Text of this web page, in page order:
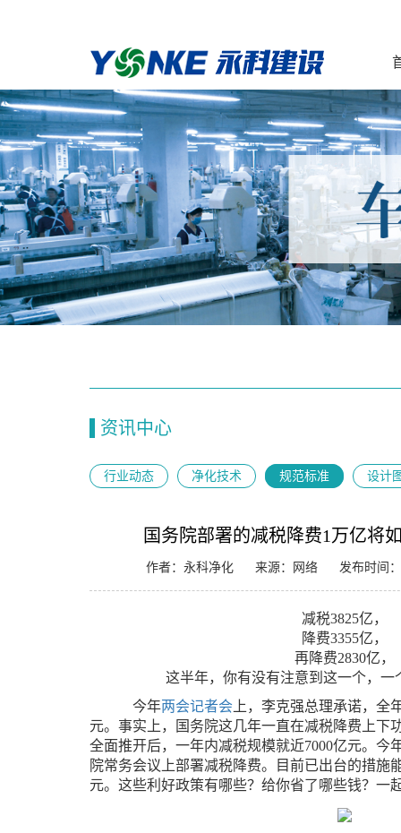
资讯中心
行业动态 净化技术 规范标准 设计
国务院部署的减税降费1万亿将
作者：永科净化 来源：网络 发布时间
减税3825亿，
降费3355亿，
再降费2830亿，
这半年，你有没有注意到这一个，一
今年两会记者会 上，李克强总理承诺，全
元。事实上，国务院这几年一直在减税降费上下
全面推开后，一年内减税规模就近7000亿元。今
院常务会议上部署减税降费。目前已出台的措施
元。这些利好政策有哪些？给你省了哪些钱？一